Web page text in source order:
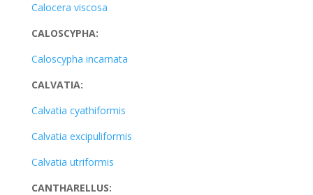
Calocera viscosa
CALOSCYPHA:
Caloscypha incarnata
CALVATIA:
Calvatia cyathiformis
Calvatia excipuliformis
Calvatia utriformis
CANTHARELLUS: